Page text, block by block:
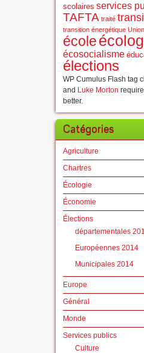
scolaires services
TAFTA traité
transition énergétique
école
écosocialisme
élections
WP Cumulus Flash tag
and Luke Morton
better.
Catégories
Agriculture
Chartres
Écologie
Économie
Élections
départementales
Européennes 2014
Municipales 2014
Europe
Général
Monde
Services publics
Culture